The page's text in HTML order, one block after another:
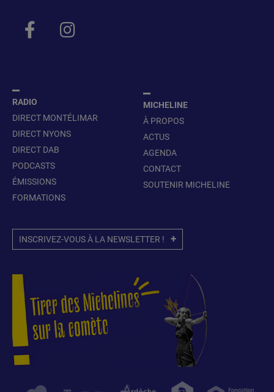
RADIO
DIRECT MONTÉLIMAR
DIRECT NYONS
DIRECT DAB
PODCASTS
ÉMISSIONS
FORMATIONS
MICHELINE
À PROPOS
ACTUS
AGENDA
CONTACT
SOUTENIR MICHELINE
INSCRIVEZ-VOUS À LA NEWSLETTER !